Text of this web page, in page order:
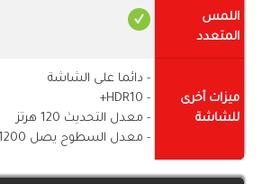
اللمس
المتعدد
ميزات أخرى
للشاشة
- دائما على الشاشة
- HDR10+
- معدل التحديث 120 هرتز
- معدل السطوح يصل 1200 والحد الأقصى 1750